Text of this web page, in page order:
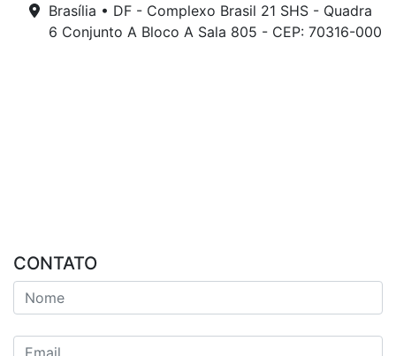
Brasília • DF - Complexo Brasil 21 SHS - Quadra
6 Conjunto A Bloco A Sala 805 - CEP: 70316-000
CONTATO